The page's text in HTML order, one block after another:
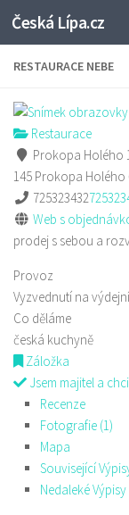
Skip to content
Česká Lípa.cz
RESTAURACE NEBE
Restaurace
Prokopa Holého
145 Prokopa Holého
725323432
Web s
prodej s sebou a
Provoz
Vyzvednutí na
Co děláme
česká kuchyně
Záložka
Jsem majitel a
Recenze
Fotografie (1)
Mapa
Související
Nedaleké Výpisy